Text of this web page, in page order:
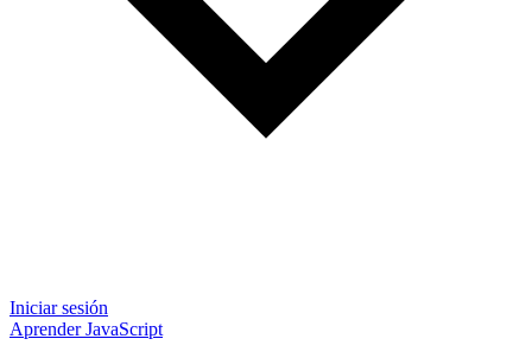
Iniciar sesión
Aprender JavaScript